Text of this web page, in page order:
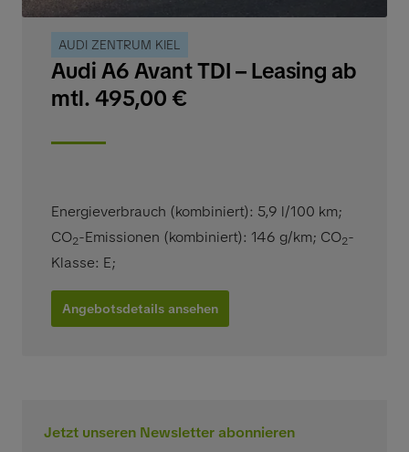
AUDI ZENTRUM KIEL
Audi A6 Avant TDI – Leasing ab
mtl. 495,00 €
Energieverbrauch (kombiniert): 5,9 l/100 km;
CO2-Emissionen (kombiniert): 146 g/km; CO2-
Klasse: E;
Angebotsdetails ansehen
Jetzt unseren Newsletter abonnieren